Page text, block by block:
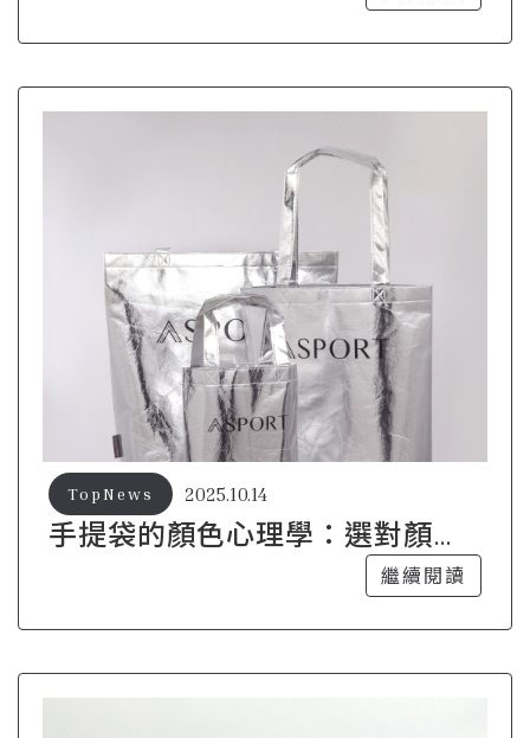
手提袋的顏色心理學：選對顏色
2025.10.14
TopNews
繼續閱讀